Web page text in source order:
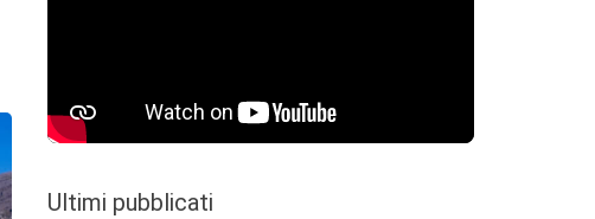
Ultimi pubblicati